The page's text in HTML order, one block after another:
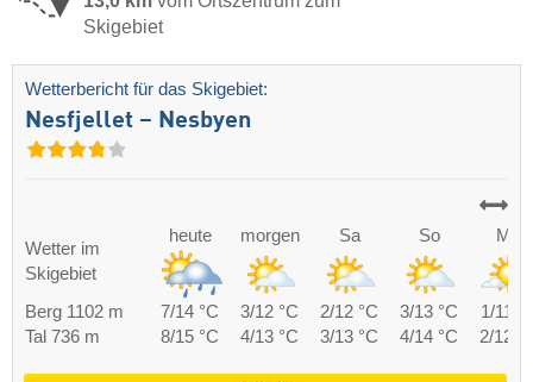
Skigebiet
Wetterbericht für das Skigebiet:
Nesfjellet – Nesbyen
Wetter im
Skigebiet
heute morgen Sa So Mo
Berg 1102 m 7/14 °C 3/12 °C 2/12 °C 3/13 °C
1/11
Tal 736 m
8/15 °C 4/13 °C 3/13 °C 4/14 °C 2/12